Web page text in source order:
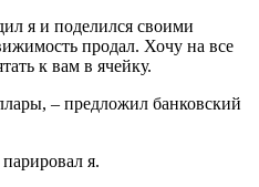
я и поделился своими
продал. Хочу на все
к вам в ячейку.
– предложил банковский
я.